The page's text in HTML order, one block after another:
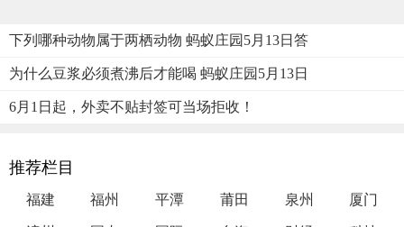
下列哪种动物属于两栖动物 蚂蚁庄园5月13日答
为什么豆浆必须煮沸后才能喝 蚂蚁庄园5月13日
6月1日起，外卖不贴封签可当场拒收！
推荐栏目
福建 福州 平潭 莆田 泉州 厦门